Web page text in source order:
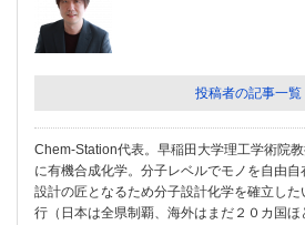
投稿者の記事一覧
Chem-Station代表。早稲田大学理工学術院
に有機合成化学。分子レベルでモノを自由
設計の匠となるため分子設計化学を確立し
行（日本は全県制覇、海外はまだ２０カ国